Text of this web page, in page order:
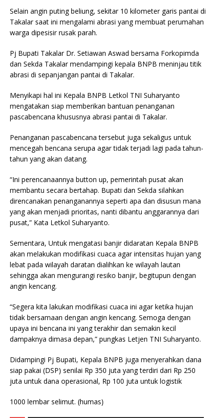
Selain angin puting beliung, sekitar 10 kilometer garis pantai di
Takalar saat ini mengalami abrasi yang membuat perumahan
warga dipesisir rusak parah.
Pj Bupati Takalar Dr. Setiawan Aswad bersama Forkopimda
dan Sekda Takalar mendampingi kepala BNPB meninjau titik
abrasi di sepanjangan pantai di Takalar.
Menyikapi hal ini Kepala BNPB Letkol TNI Suharyanto
mengatakan siap memberikan bantuan penanganan
pascabencana khususnya abrasi pantai di Takalar.
Penanganan pascabencana tersebut juga sekaligus untuk
mencegah bencana serupa agar tidak terjadi lagi pada tahun-
tahun yang akan datang.
“Ini perencanaannya button up, pemerintah pusat akan
membantu secara bertahap. Bupati dan Sekda silahkan
direncanakan penanganannya seperti apa dan disusun mana
yang akan menjadi prioritas, nanti dibantu anggarannya dari
pusat,” Kata Letkol Suharyanto.
Sementara, Untuk mengatasi banjir didaratan Kepala BNPB
akan melakukan modifikasi cuaca agar intensitas hujan yang
lebat pada wilayah daratan dialihkan ke wilayah lautan
sehingga akan mengurangi resiko banjir, begitupun dengan
angin kencang.
“Segera kita lakukan modifikasi cuaca ini agar ketika hujan
tidak bersamaan dengan angin kencang. Semoga dengan
upaya ini bencana ini yang terakhir dan semakin kecil
dampaknya dimasa depan,” pungkas Letjen TNI Suharyanto.
Didampingi Pj Bupati, Kepala BNPB juga menyerahkan dana
siap pakai (DSP) senilai Rp 350 juta yang terdiri dari Rp 250
juta untuk dana operasional, Rp 100 juta untuk logistik
1000 lembar selimut. (humas)